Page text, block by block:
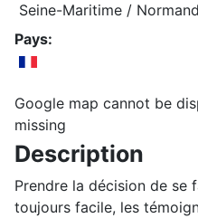
Seine-Maritime /
Pays:
Google map cannot be
missing
Description
Prendre la décision de se
toujours facile, les